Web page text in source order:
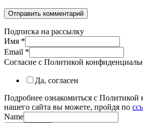
Подписка на рассылку
Имя *
Email *
Согласие с Политикой
Да, согласен
Подробнее ознакомиться с Политикой
нашего сайта вы можете, пройдя по
Name